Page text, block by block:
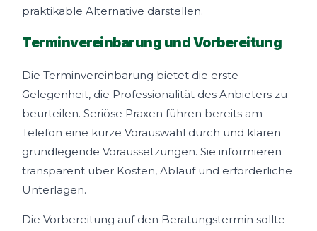
praktikable Alternative darstellen.
Terminvereinbarung und Vorbereitung
Die Terminvereinbarung bietet die erste
Gelegenheit, die Professionalität des Anbieters zu
beurteilen. Seriöse Praxen führen bereits am
Telefon eine kurze Vorauswahl durch und klären
grundlegende Voraussetzungen. Sie informieren
transparent über Kosten, Ablauf und erforderliche
Unterlagen.
Die Vorbereitung auf den Beratungstermin sollte